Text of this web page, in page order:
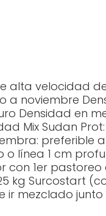
alta velocidad
a noviembre
Densidad en
Mix Sudan
preferible
o línea 1 cm
con 1er
kg Surcostart
ir mezclado